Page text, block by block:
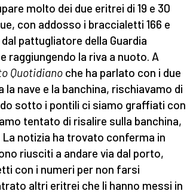
molto dei due eritrei di 19 e 30
con addosso i braccialetti 166 e
pattugliatore della Guardia
raggiungendo la riva a nuoto. A
Quotidiano che ha parlato con i due
nave e la banchina, rischiavamo di
sotto i pontili ci siamo graffiati con
tentato di risalire sulla banchina,
La notizia ha trovato conferma in
riusciti a andare via dal porto,
con i numeri per non farsi
altri eritrei che li hanno messi in